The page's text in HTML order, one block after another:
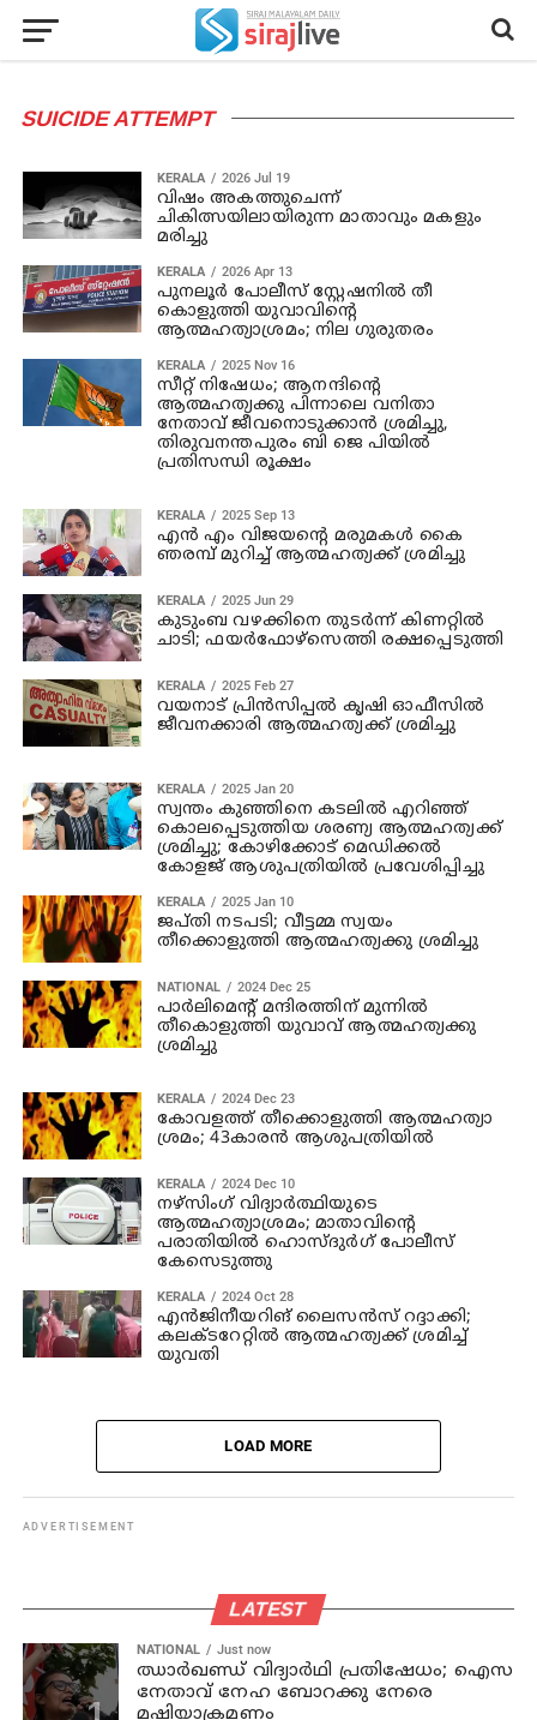
SUICIDE ATTEMPT
KERALA 2026 Jul 19
വിഷം അകത്തുചെന്ന്
ചികിത്സയിലായിരുന്ന മാതാവും മകളും
മരിച്ചു
KERALA 2026 Apr 13
പുനലൂര്‍ പോലീസ് സ്റ്റേഷനില്‍ തീ
കൊളുത്തി യുവാവിന്റെ
ആത്മഹത്യാശ്രമം; നില ഗുരുതരം
KERALA 2025 Nov 16
സീറ്റ് നിഷേധം; ആനന്ദിന്റെ
ആത്മഹത്യക്കു പിന്നാലെ വനിതാ
നേതാവ് ജീവനൊടുക്കാന്‍ ശ്രമിച്ചു,
തിരുവനന്തപുരം ബി ജെ പിയില്‍
പ്രതിസന്ധി രൂക്ഷം
KERALA 2025 Sep 13
എന്‍ എം വിജയന്റെ മരുമകള്‍ കൈ
ഞരമ്പ് മുറിച്ച് ആത്മഹത്യക്ക് ശ്രമിച്ചു
KERALA 2025 Jun 29
കുടുംബ വഴക്കിനെ തുടര്‍ന്ന് കിണറ്റില്‍
ചാടി; ഫയര്‍ഫോഴ്‌സെത്തി രക്ഷപ്പെടുത്തി
KERALA 2025 Feb 27
വയനാട് പ്രിൻസിപ്പൽ കൃഷി ഓഫീസിൽ
ജീവനക്കാരി ആത്മഹത്യക്ക് ശ്രമിച്ചു
KERALA 2025 Jan 20
സ്വന്തം കുഞ്ഞിനെ കടലില്‍ എറിഞ്ഞ്
കൊലപ്പെടുത്തിയ ശരണ്യ ആത്മഹത്യക്ക്
ശ്രമിച്ചു; കോഴിക്കോട് മെഡിക്കല്‍
കോളജ് ആശുപത്രിയില്‍ പ്രവേശിപ്പിച്ചു
KERALA 2025 Jan 10
ജപ്തി നടപടി; വീട്ടമ്മ സ്വയം
തീക്കൊളുത്തി ആത്മഹത്യക്കു ശ്രമിച്ചു
NATIONAL 2024 Dec 25
പാര്‍ലിമെന്റ് മന്ദിരത്തിന് മുന്നില്‍
തീകൊളുത്തി യുവാവ് ആത്മഹത്യക്കു
ശ്രമിച്ചു
KERALA 2024 Dec 23
കോവളത്ത് തീക്കൊളുത്തി ആത്മഹത്യാ
ശ്രമം; 43കാരന്‍ ആശുപത്രിയില്‍
KERALA 2024 Dec 10
നഴ്‌സിംഗ് വിദ്യാര്‍ത്ഥിയുടെ
ആത്മഹത്യാശ്രമം; മാതാവിന്റെ
പരാതിയില്‍ ഹൊസ്ദുര്‍ഗ് പോലീസ്
കേസെടുത്തു
KERALA 2024 Oct 28
എന്‍ജിനീയറിങ് ലൈസന്‍സ് റദ്ദാക്കി;
കലക്ടറേറ്റില്‍ ആത്മഹത്യക്ക് ശ്രമിച്ച്
യുവതി
LOAD MORE
ADVERTISEMENT
LATEST
NATIONAL Just now
ഝാര്‍ഖണ്ഡ് വിദ്യാര്‍ഥി പ്രതിഷേധം; ഐസ
നേതാവ് നേഹ ബോറക്കു നേരെ
മഷിയാക്രമണം